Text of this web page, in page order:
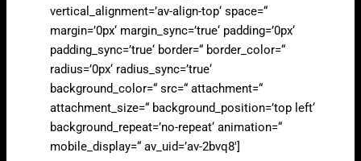
vertical_alignment=’av-align-top‘ space=“
margin=’0px‘ margin_sync=’true‘ padding=’0px‘
padding_sync=’true‘ border=“ border_color=“
radius=’0px‘ radius_sync=’true‘
background_color=“ src=“ attachment=“
attachment_size=“ background_position=’top left‘
background_repeat=’no-repeat‘ animation=“
mobile_display=“ av_uid=’av-2bvq8′]